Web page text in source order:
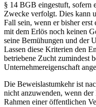
§ 14 BGB eingestuft, sofern
Zwecke verfolgt. Dies kann
Fall sein, wenn er bisher
mit dem Erlös noch keinen
seine Bemühungen und der
Lassen diese Kriterien den
betriebene Zucht zumindest
Unternehmereigenschaft
Die Beweislastumkehr ist
nicht anzuwenden, wenn der
Rahmen einer öffentlichen